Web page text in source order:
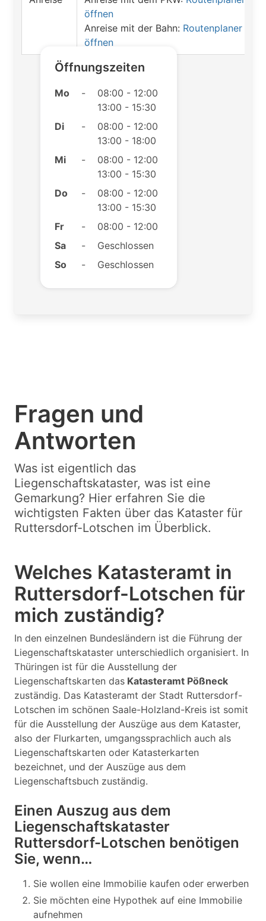
öffnen
Anreise mit der Bahn: Routenplaner
öffnen
Öffnungszeiten
Mo -
08:00 - 12:00
13:00 - 15:30
Di
-
08:00 - 12:00
13:00 - 18:00
Mi
-
08:00 - 12:00
13:00 - 15:30
Do
-
08:00 - 12:00
13:00 - 15:30
Fr
-
08:00 - 12:00
Sa
-
Geschlossen
So
- Geschlossen
Fragen und
Antworten
Was ist eigentlich das
Liegenschaftskataster, was ist eine
Gemarkung? Hier erfahren Sie die
wichtigsten Fakten über das Kataster für
Ruttersdorf-Lotschen im Überblick.
Welches Katasteramt in
Ruttersdorf-Lotschen für
mich zuständig?
In den einzelnen Bundesländern ist die Führung der
Liegenschaftskataster unterschiedlich organisiert. In
Thüringen ist für die Ausstellung der
Liegenschaftskarten das Katasteramt Pößneck
zuständig. Das Katasteramt der Stadt Ruttersdorf-
Lotschen im schönen Saale-Holzland-Kreis ist somit
für die Ausstellung der Auszüge aus dem Kataster,
also der Flurkarten, umgangssprachlich auch als
Liegenschaftskarten oder Katasterkarten
bezeichnet, und der Auszüge aus dem
Liegenschaftsbuch zuständig.
Einen Auszug aus dem
Liegenschaftskataster
Ruttersdorf-Lotschen benötigen
Sie, wenn…
Sie wollen eine Immobilie kaufen oder erwerben
Sie möchten eine Hypothek auf eine Immobilie
aufnehmen